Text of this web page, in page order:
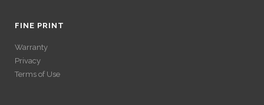
GAINS SANS
VÉRIFICATION
FINE PRINT
Warranty
Privacy
Terms of Use